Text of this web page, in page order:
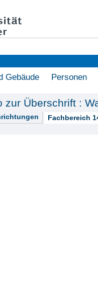
Gebäude Personen
zur Überschrift :
Fachbereich